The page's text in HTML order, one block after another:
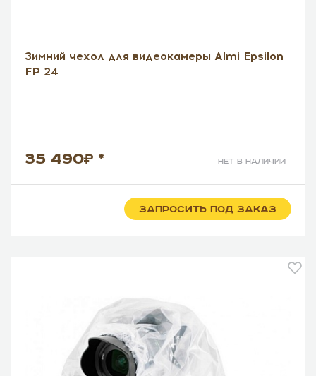
Зимний чехол для видеокамеры Almi Epsilon
FP 24
35 490 * нет в наличии
ЗАПРОСИТЬ ПОД ЗАКАЗ